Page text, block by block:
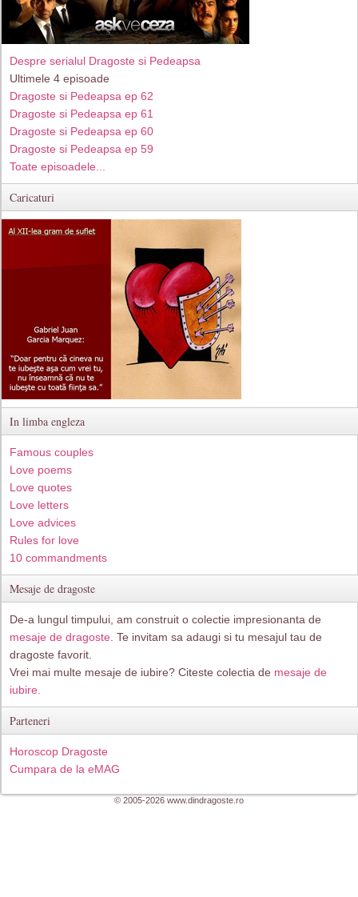
Despre serialul Dragoste si Pedeapsa
Ultimele 4 episoade
Dragoste si Pedeapsa ep 62
Dragoste si Pedeapsa ep 61
Dragoste si Pedeapsa ep 60
Dragoste si Pedeapsa ep 59
Toate episoadele...
Caricaturi
In limba engleza
Famous couples
Love poems
Love quotes
Love letters
Love advices
Rules for love
10 commandments
Mesaje de dragoste
De-a lungul timpului, am construit o colectie impresionanta de
mesaje de dragoste . Te invitam sa adaugi si tu mesajul tau de
dragoste favorit.
Vrei mai multe mesaje de iubire? Citeste colectia de mesaje de
iubire.
Parteneri
Horoscop Dragoste
Cumpara de la eMAG
© 2005-2026 www.dindragoste.ro